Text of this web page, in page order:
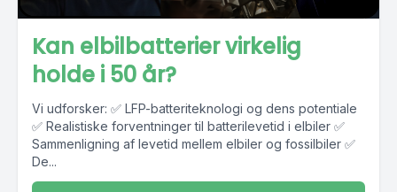
Kan elbilbatterier virkelig
holde i 50 år?
Vi udforsker: ✅ LFP-batteriteknologi og dens potentiale
✅ Realistiske forventninger til batterilevetid i elbiler ✅
Sammenligning af levetid mellem elbiler og fossilbiler ✅
De...